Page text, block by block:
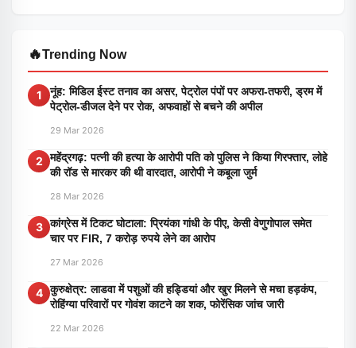
🔥Trending Now
1
नूंह: मिडिल ईस्ट तनाव का असर, पेट्रोल पंपों पर अफरा-तफरी, ड्रम में
पेट्रोल-डीजल देने पर रोक, अफवाहों से बचने की अपील
29 Mar 2026
2
महेंद्रगढ़: पत्नी की हत्या के आरोपी पति को पुलिस ने किया गिरफ्तार, लोहे
की रॉड से मारकर की थी वारदात, आरोपी ने कबूला जुर्म
28 Mar 2026
3 कांग्रेस में टिकट घोटाला: प्रियंका गांधी के पीए, केसी वेणुगोपाल समेत
चार पर FIR, 7 करोड़ रुपये लेने का आरोप
27 Mar 2026
4 कुरुक्षेत्र: लाडवा में पशुओं की हड्डियां और खुर मिलने से मचा हड़कंप,
रोहिंग्या परिवारों पर गोवंश काटने का शक, फोरेंसिक जांच जारी
22 Mar 2026